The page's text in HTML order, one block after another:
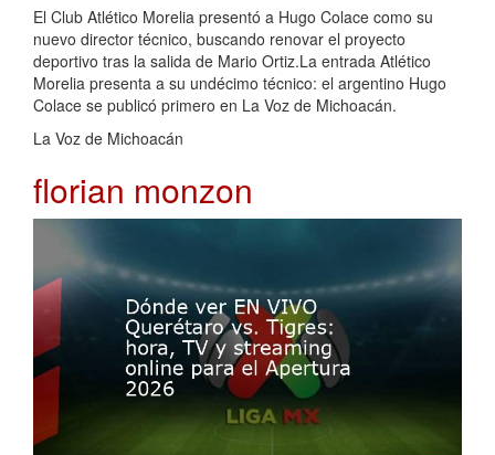
El Club Atlético Morelia presentó a Hugo Colace como su
nuevo director técnico, buscando renovar el proyecto
deportivo tras la salida de Mario Ortiz.La entrada Atlético
Morelia presenta a su undécimo técnico: el argentino Hugo
Colace se publicó primero en La Voz de Michoacán.
La Voz de Michoacán
florian monzon